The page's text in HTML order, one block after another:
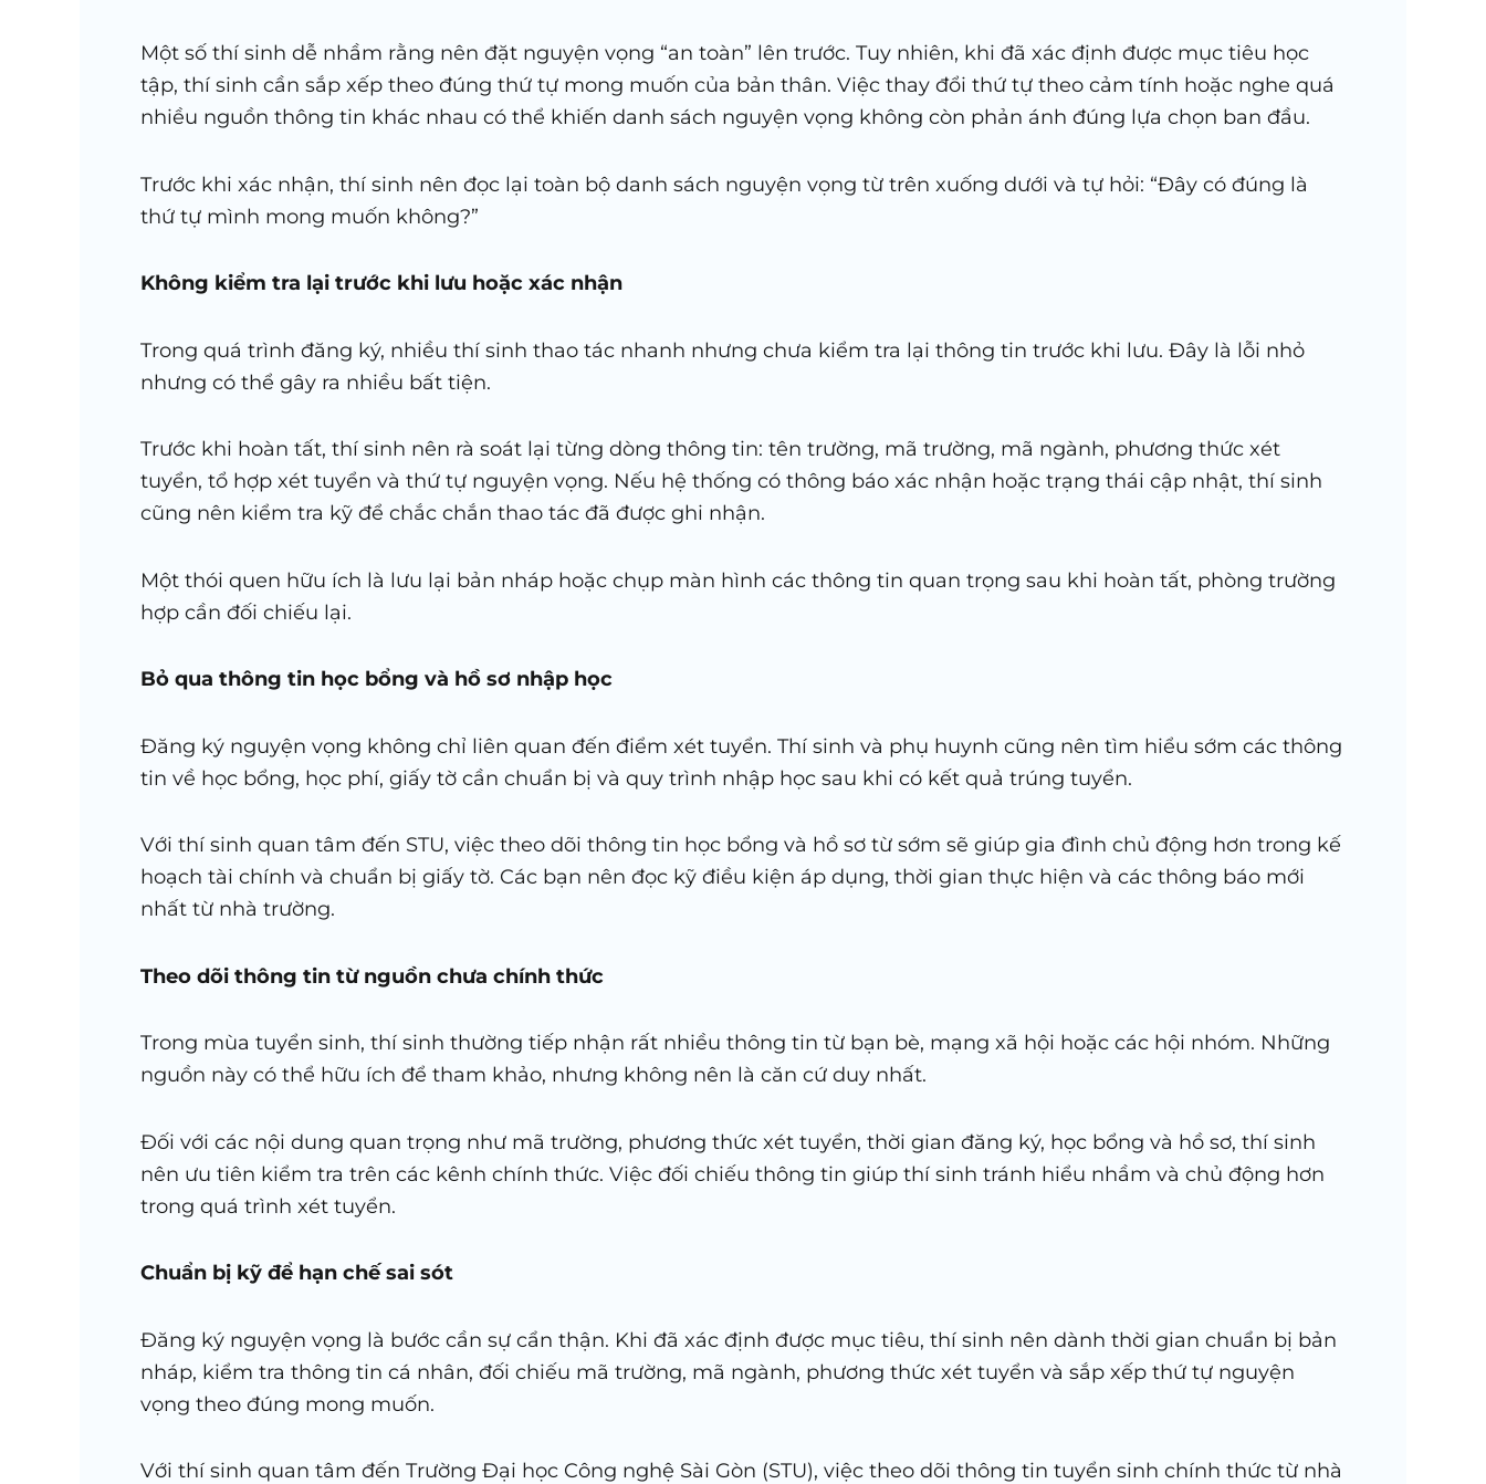
Một số thí sinh dễ nhầm rằng nên đặt nguyện vọng “an toàn” lên trước. Tuy nhiên, khi đã xác định được mục tiêu học
tập, thí sinh cần sắp xếp theo đúng thứ tự mong muốn của bản thân. Việc thay đổi thứ tự theo cảm tính hoặc nghe quá
nhiều nguồn thông tin khác nhau có thể khiến danh sách nguyện vọng không còn phản ánh đúng lựa chọn ban đầu.
Trước khi xác nhận, thí sinh nên đọc lại toàn bộ danh sách nguyện vọng từ trên xuống dưới và tự hỏi: “Đây có đúng là
thứ tự mình mong muốn không?”
Không kiểm tra lại trước khi lưu hoặc xác nhận
Trong quá trình đăng ký, nhiều thí sinh thao tác nhanh nhưng chưa kiểm tra lại thông tin trước khi lưu. Đây là lỗi nhỏ
nhưng có thể gây ra nhiều bất tiện.
Trước khi hoàn tất, thí sinh nên rà soát lại từng dòng thông tin: tên trường, mã trường, mã ngành, phương thức xét
tuyển, tổ hợp xét tuyển và thứ tự nguyện vọng. Nếu hệ thống có thông báo xác nhận hoặc trạng thái cập nhật, thí sinh
cũng nên kiểm tra kỹ để chắc chắn thao tác đã được ghi nhận.
Một thói quen hữu ích là lưu lại bản nháp hoặc chụp màn hình các thông tin quan trọng sau khi hoàn tất, phòng trường
hợp cần đối chiếu lại.
Bỏ qua thông tin học bổng và hồ sơ nhập học
Đăng ký nguyện vọng không chỉ liên quan đến điểm xét tuyển. Thí sinh và phụ huynh cũng nên tìm hiểu sớm các thông
tin về học bổng, học phí, giấy tờ cần chuẩn bị và quy trình nhập học sau khi có kết quả trúng tuyển.
Với thí sinh quan tâm đến STU, việc theo dõi thông tin học bổng và hồ sơ từ sớm sẽ giúp gia đình chủ động hơn trong kế
hoạch tài chính và chuẩn bị giấy tờ. Các bạn nên đọc kỹ điều kiện áp dụng, thời gian thực hiện và các thông báo mới
nhất từ nhà trường.
Theo dõi thông tin từ nguồn chưa chính thức
Trong mùa tuyển sinh, thí sinh thường tiếp nhận rất nhiều thông tin từ bạn bè, mạng xã hội hoặc các hội nhóm. Những
nguồn này có thể hữu ích để tham khảo, nhưng không nên là căn cứ duy nhất.
Đối với các nội dung quan trọng như mã trường, phương thức xét tuyển, thời gian đăng ký, học bổng và hồ sơ, thí sinh
nên ưu tiên kiểm tra trên các kênh chính thức. Việc đối chiếu thông tin giúp thí sinh tránh hiểu nhầm và chủ động hơn
trong quá trình xét tuyển.
Chuẩn bị kỹ để hạn chế sai sót
Đăng ký nguyện vọng là bước cần sự cẩn thận. Khi đã xác định được mục tiêu, thí sinh nên dành thời gian chuẩn bị bản
nháp, kiểm tra thông tin cá nhân, đối chiếu mã trường, mã ngành, phương thức xét tuyển và sắp xếp thứ tự nguyện
vọng theo đúng mong muốn.
Với thí sinh quan tâm đến Trường Đại học Công nghệ Sài Gòn (STU), việc theo dõi thông tin tuyển sinh chính thức từ nhà